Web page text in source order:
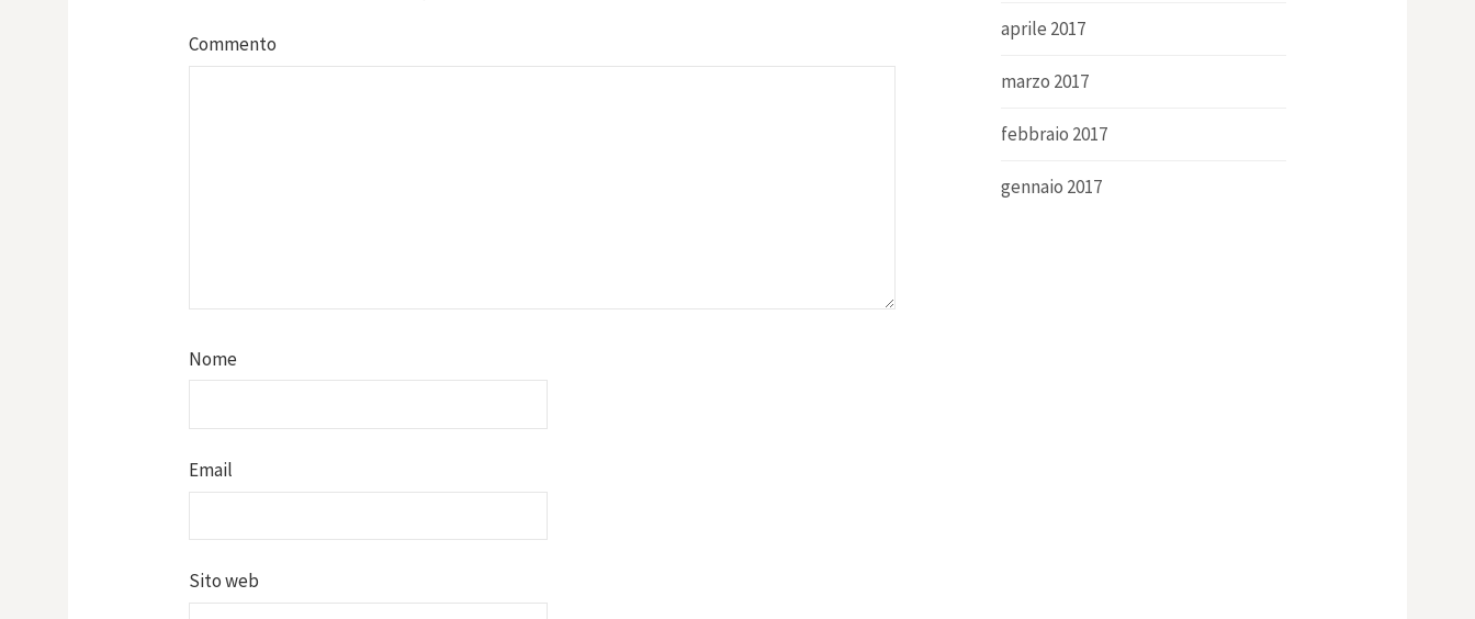
Commento
Nome
Email
Sito web
aprile 2017
marzo 2017
febbraio 2017
gennaio 2017